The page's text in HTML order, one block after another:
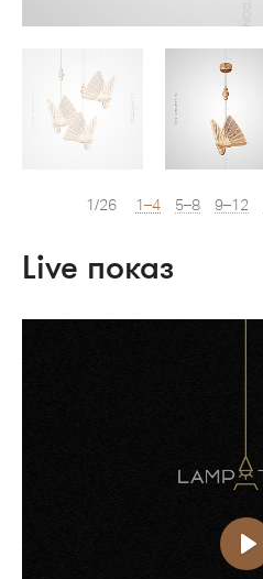
1/26 1–4 5–8 9–12
Live показ